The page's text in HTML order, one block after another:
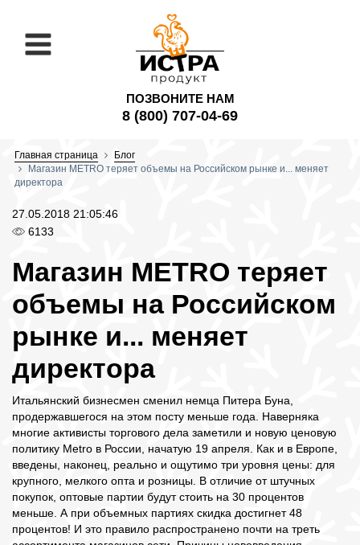
ПОЗВОНИТЕ НАМ
8 (800) 707-04-69
Главная страница
Блог
Магазин METRO теряет объемы на Российском рынке и... меняет
директора
27.05.2018 21:05:46
6133
Магазин METRO теряет
объемы на Российском
рынке и... меняет
директора
Итальянский бизнесмен сменил немца Питера Буна,
продержавшегося на этом посту меньше года. Наверняка
многие активисты торгового дела заметили и новую ценовую
политику Metro в России, начатую 19 апреля. Как и в Европе,
введены, наконец, реально и ощутимо три уровня цены: для
крупного, мелкого опта и розницы. В отличие от штучных
покупок, оптовые партии будут стоить на 30 процентов
меньше. А при объемных партиях скидка достигнет 48
процентов! И это правило распространено почти на треть